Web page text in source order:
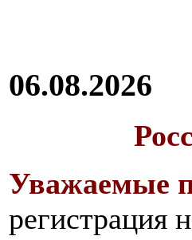
06.08.2026
Уважаемые
регистрация